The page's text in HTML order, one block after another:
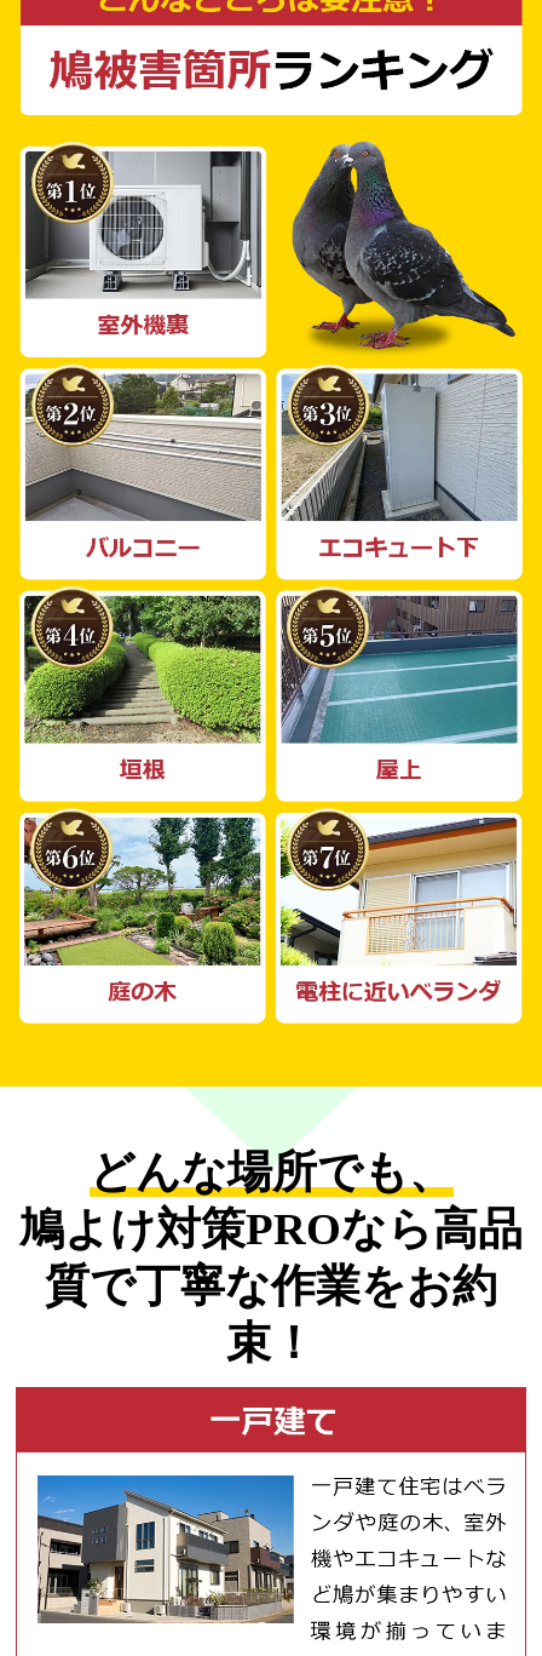
ェッショナルです。あらゆる環境に応じた最適
なプランをご提供します。一戸建てやマンショ
ン、工場、倉庫、公共施設、商業施設から農場
まで、どなたでもご相談いただけます。 鳩被
害による悩みや困りごとは、日常生活を大きく
狂わせることもあります。当社はそのような困
りごとを解消するため、広陵町で一年中無休で
対策サービスを提供しています。私たちは鳩被
害に立ち向かい、お客様の日常生活を守るため
に努力しています。 お困りの際は、ぜひ私た
ち「鳩よけ対策PRO」にご連絡ください。お
客様のご相談を心よりお待ちしております。
どんな場所でも、
鳩よけ対策PROなら高品
質で丁寧な作業をお約
束！